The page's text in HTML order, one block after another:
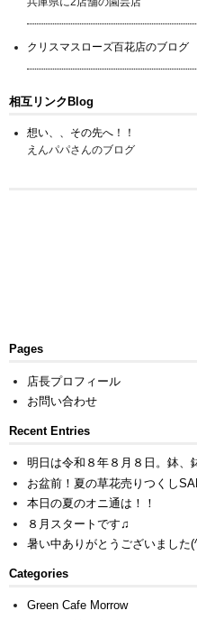
クリスマスローズ百花店のブログ
相互リンクBlog
想い、、その先へ！！
えんパパさんのブログ
Pages
店長プロフィール
お問い合わせ
Recent Entries
明日は令和８年８月８日。鉢、
お盆前！夏の草花売りつくし
本日の夏のオニ通は！！
８月スタートです♫
暑い中ありがとうございました
Categories
Green Cafe Morrow